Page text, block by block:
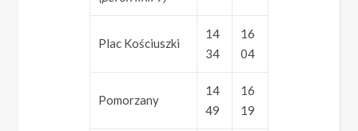
Plac Kościuszki
14
34
16
04
Pomorzany
14
49
16
19